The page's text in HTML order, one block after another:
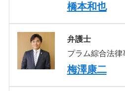
橋本和也
弁護士
プラム綜合法律
梅澤康二